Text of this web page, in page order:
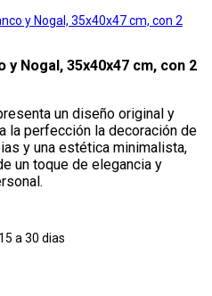
y Nogal, 35x40x47 cm, con 2
un diseño original y
la perfección la decoración de
y una estética minimalista,
un toque de elegancia y
a 30 dias